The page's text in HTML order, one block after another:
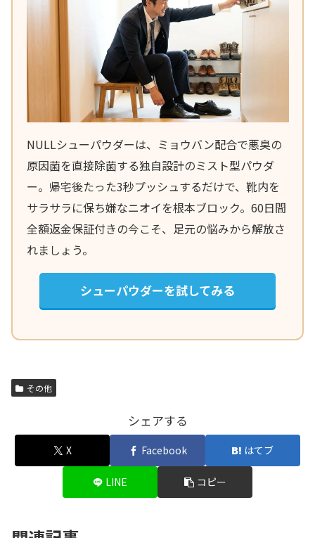
NULLシューパウダーは、ミョウバン配合で悪臭の
原因菌を直接除菌する独自設計のミスト型パウダ
ー。帰宅後たった3秒プッシュするだけで、靴内を
サラサラに保ち嫌なニオイを根本ブロック。60日間
全額返金保証付きの今こそ、足元の悩みから解放さ
れましょう。
シューパウダーを試してみる
その他
シェアする
X Facebook はてブ
LINE コピー